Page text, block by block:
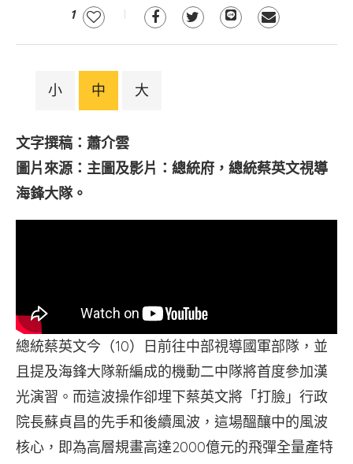
1
小 中 大
文字撰稿：蕭介雲
圖片來源：主圖及影片：總統府，總統蔡英文視導
海鋒大隊。
總統蔡英文今（10）日前往中部視導國軍部隊，並
且提及海鋒大隊新編成的機動二中隊將首度參加漢
光演習。而這波操作卻埋下蔡英文將「打臉」行政
院長蘇貞昌的先手和後續風波，這場醞釀中的風波
核心，即為高層規畫高達2000億元的飛彈全量產特